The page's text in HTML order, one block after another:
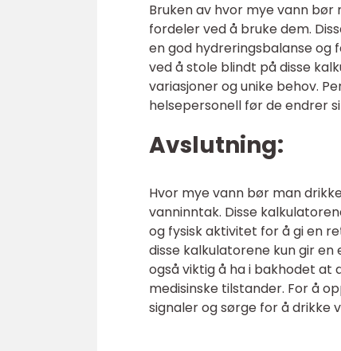
Bruken av hvor mye vann
fordeler ved å bruke dem.
en god hydreringsbalanse
ved å stole blindt på disse
variasjoner og unike behov.
helsepersonell før de endrer
Avslutning:
Hvor mye vann bør man
vanninntak. Disse
og fysisk aktivitet for å gi en
disse kalkulatorene kun gir
også viktig å ha i bakhodet
medisinske tilstander. For å
signaler og sørge for å drikke